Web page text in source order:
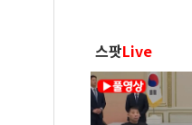
스팟Live